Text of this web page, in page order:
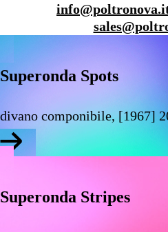
Superonda Spots
divano componibile, [1967]
Superonda Stripes